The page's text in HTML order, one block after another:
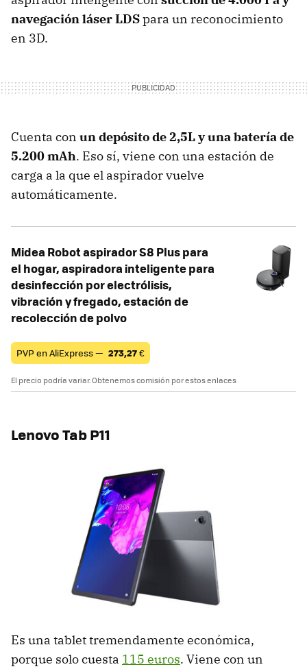
navegación láser LDSpara un reconocimiento
en 3D.
Cuenta con un depósito de 2,5L y una batería de
5.200 mAh. Eso sí, viene con una estación de
carga a la que el aspirador vuelve
automáticamente.
Midea Robot aspirador S8 Plus para
el hogar, aspiradora inteligente para
desinfección por electrólisis,
vibración y fregado, estación de
recolección de polvo
PVP en AliExpress — 273,27€
El precio podría variar. Obtenemos comisión por estos enlaces
Lenovo Tab P11
Es una tablet tremendamente económica,
porque solo cuesta 115 euros. Viene con un